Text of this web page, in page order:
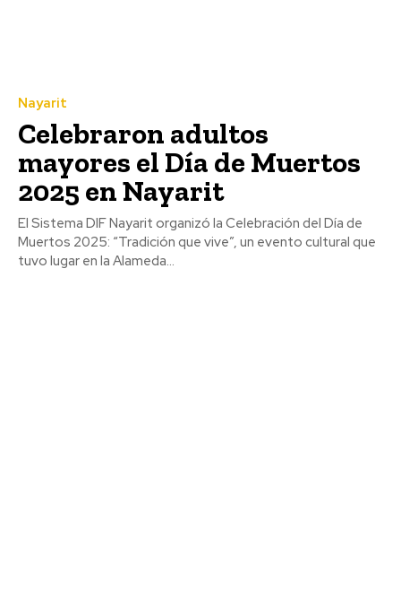
Nayarit
Celebraron adultos
mayores el Día de Muertos
2025 en Nayarit
El Sistema DIF Nayarit organizó la Celebración del Día de
Muertos 2025: “Tradición que vive”, un evento cultural que
tuvo lugar en la Alameda...